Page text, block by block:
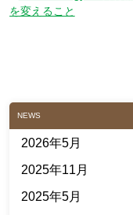
を変えること
NEWS
2026年5月
2025年11月
2025年5月